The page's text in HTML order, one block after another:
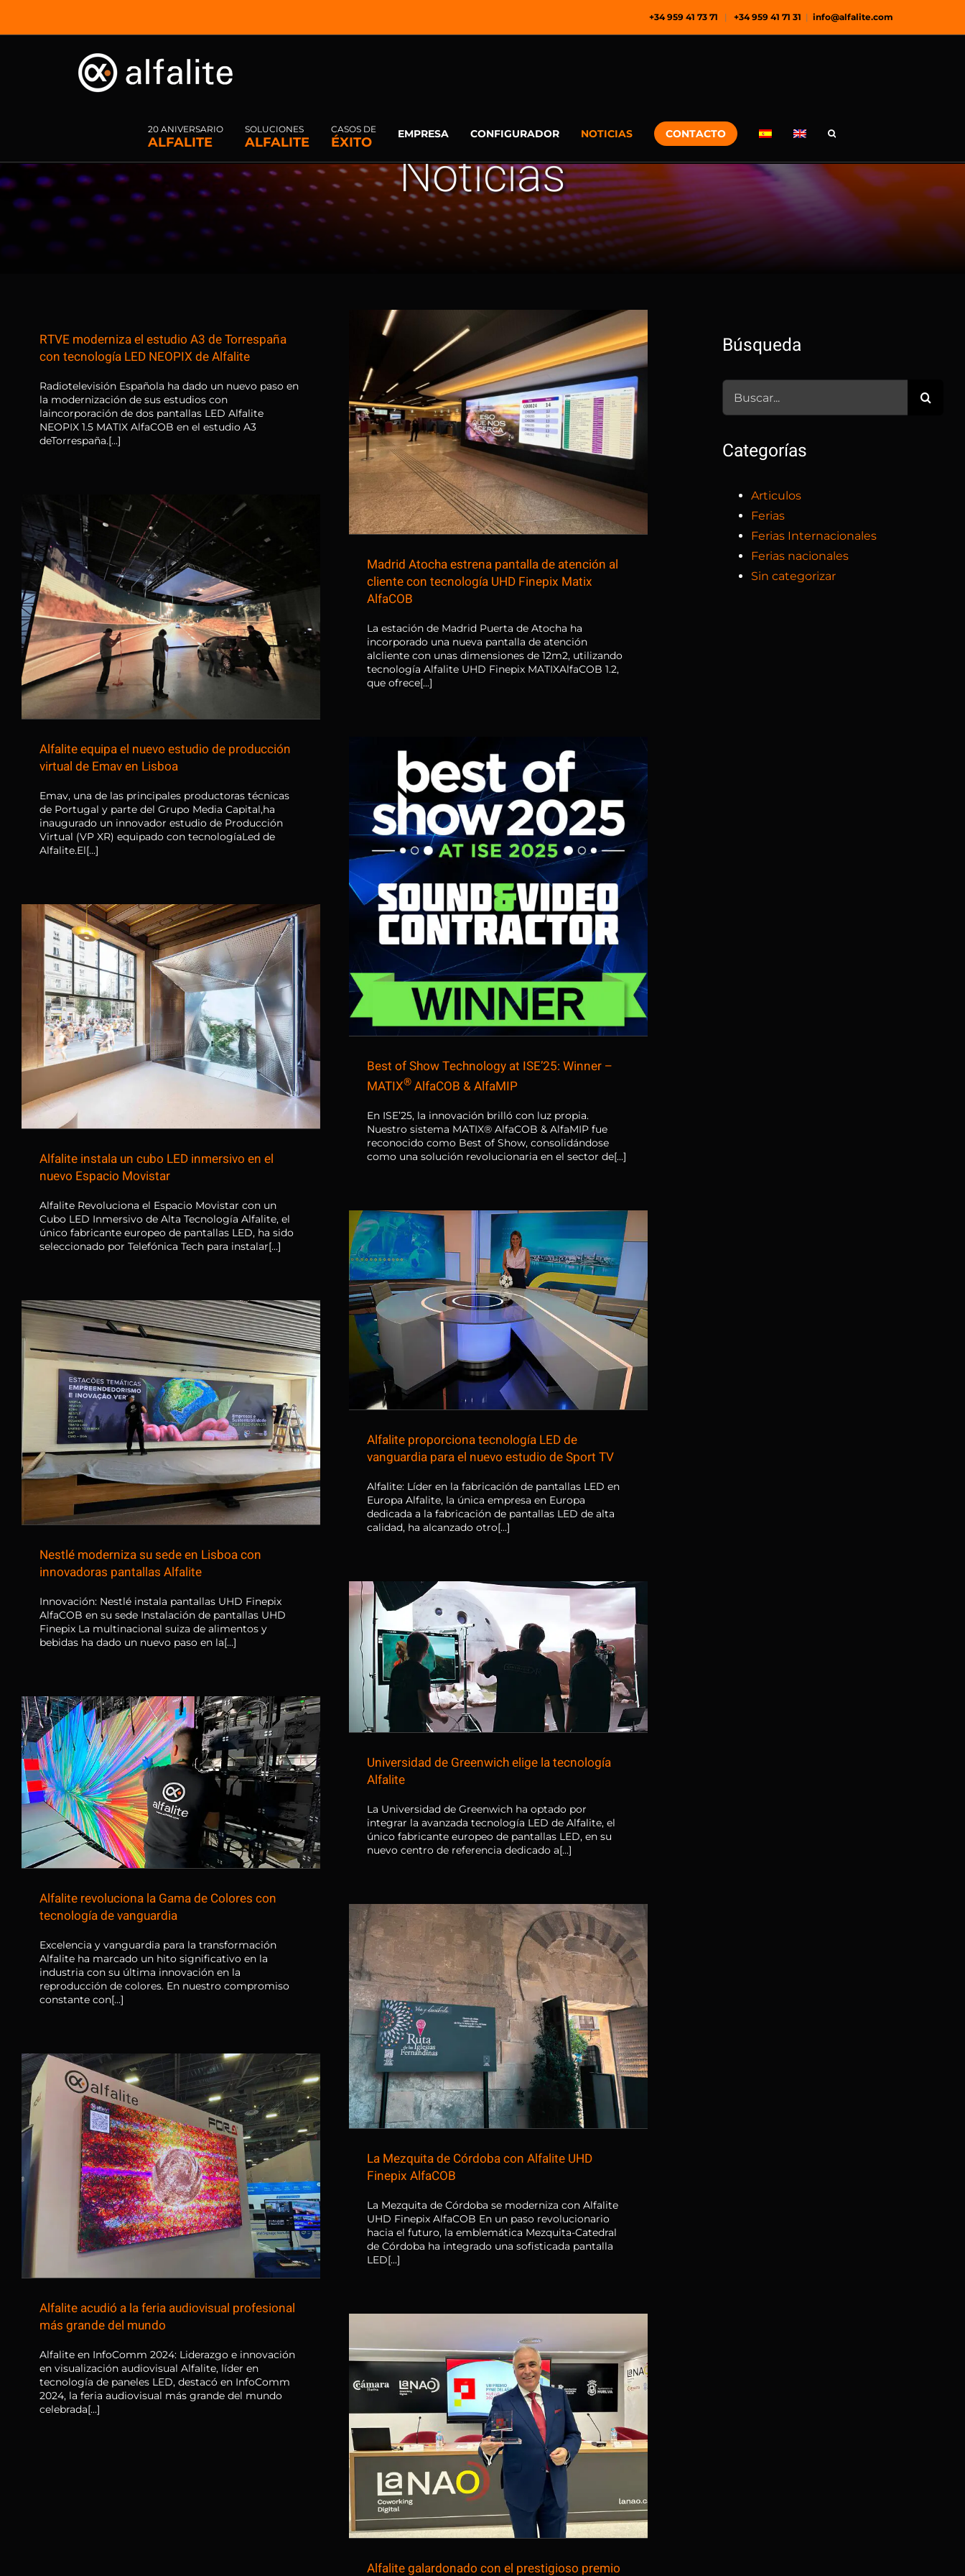
+34 959 41 73 71 | +34 959 41 71 31 | info@alfalite.com
20 ANIVERSARIO
ALFALITE
SOLUCIONES
ALFALITE
CASOS DE
ÉXITO
EMPRESA CONFIGURADOR NOTICIAS CONTACTO
Noticias
RTVE moderniza el estudio A3 de Torrespaña
con tecnología LED NEOPIX de Alfalite
Radiotelevisión Española ha dado un nuevo paso en
la modernización de sus estudios con
laincorporación de dos pantallas LED Alfalite
NEOPIX 1.5 MATIX AlfaCOB en el estudio A3
deTorrespaña.[...]
Madrid Atocha estrena pantalla
de atención al cliente con
tecnología UHD Finepix Matix
AlfaCOB
Madrid Atocha estrena pantalla de atención al
cliente con tecnología UHD Finepix Matix
AlfaCOB
La estación de Madrid Puerta de Atocha ha
incorporado una nueva pantalla de atención
alcliente con unas dimensiones de 12m2, utilizando
tecnología Alfalite UHD Finepix MATIXAlfaCOB 1.2,
que ofrece[...]
Alfalite equipa el nuevo estudio
de producción virtual de Emav
en Lisboa
Alfalite equipa el nuevo estudio de producción
virtual de Emav en Lisboa
Emav, una de las principales productoras técnicas
de Portugal y parte del Grupo Media Capital,ha
inaugurado un innovador estudio de Producción
Virtual (VP XR) equipado con tecnologíaLed de
Alfalite.El[...]
Best of Show Technology at
ISE’25: Winner – MATIX®
AlfaCOB & AlfaMIP
Best of Show Technology at ISE’25: Winner –
MATIX®AlfaCOB & AlfaMIP
En ISE’25, la innovación brilló con luz propia.
Nuestro sistema MATIX® AlfaCOB & AlfaMIP fue
reconocido como Best of Show, consolidándose
como una solución revolucionaria en el sector de[...]
Alfalite instala un cubo LED
inmersivo en el nuevo Espacio
Movistar
Alfalite instala un cubo LED inmersivo en el
nuevo Espacio Movistar
Alfalite Revoluciona el Espacio Movistar con un
Cubo LED Inmersivo de Alta Tecnología Alfalite, el
único fabricante europeo de pantallas LED, ha sido
seleccionado por Telefónica Tech para instalar[...]
Alfalite proporciona tecnología
LED de vanguardia para el
nuevo estudio de Sport TV
Alfalite proporciona tecnología LED de
vanguardia para el nuevo estudio de Sport TV
Alfalite: Líder en la fabricación de pantallas LED en
Europa Alfalite, la única empresa en Europa
dedicada a la fabricación de pantallas LED de alta
calidad, ha alcanzado otro[...]
Nestlé moderniza su sede en
Lisboa con innovadoras
pantallas Alfalite
Nestlé moderniza su sede en Lisboa con
innovadoras pantallas Alfalite
Innovación: Nestlé instala pantallas UHD Finepix
AlfaCOB en su sede Instalación de pantallas UHD
Finepix La multinacional suiza de alimentos y
bebidas ha dado un nuevo paso en la[...]
Universidad de Greenwich elige
la tecnología Alfalite
Universidad de Greenwich elige la tecnología
Alfalite
La Universidad de Greenwich ha optado por
integrar la avanzada tecnología LED de Alfalite, el
único fabricante europeo de pantallas LED, en su
nuevo centro de referencia dedicado a[...]
Alfalite revoluciona la Gama de
Colores con tecnología de
vanguardia
Alfalite revoluciona la Gama de Colores con
tecnología de vanguardia
Excelencia y vanguardia para la transformación
Alfalite ha marcado un hito significativo en la
industria con su última innovación en la
reproducción de colores. En nuestro compromiso
constante con[...]
La Mezquita de Córdoba con
Alfalite UHD Finepix AlfaCOB
La Mezquita de Córdoba con Alfalite UHD
Finepix AlfaCOB
La Mezquita de Córdoba se moderniza con Alfalite
UHD Finepix AlfaCOB En un paso revolucionario
hacia el futuro, la emblemática Mezquita-Catedral
de Córdoba ha integrado una sofisticada pantalla
LED[...]
Alfalite acudió a la feria
audiovisual profesional más
grande del mundo
Alfalite acudió a la feria audiovisual profesional
más grande del mundo
Alfalite en InfoComm 2024: Liderazgo e innovación
en visualización audiovisual Alfalite, líder en
tecnología de paneles LED, destacó en InfoComm
2024, la feria audiovisual más grande del mundo
celebrada[...]
Alfalite galardonado con el
prestigioso premio Pyme del
Año
Alfalite galardonado con el prestigioso premio
Búsqueda
Categorías
Articulos
Ferias
Ferias Internacionales
Ferias nacionales
Sin categorizar